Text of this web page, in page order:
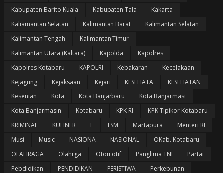
Kabupaten Barito Kuala
Kabupaten Tala
Kakarta
Kaliamantan Selatan
Kalimantan Barat
Kalimantan Selatan
Kalimantan Tengah
Kalimantan Timur
Kalimantan Utara (Kaltara)
Kapolda
Kapolres
Kapolres Kotabaru
KAPOLRI Kebakaran
Kecelakaan
Kejagung
Kejaksaan Kejari KESEHATA
KESEHATAN
Kesenian
Kota Kota Banjarbaru
Kota Banjarmasi
Kota Banjarmasin
Kotabaru KPK RI
KPK Tipikor Kotabaru
KRIMINAL
KULINER L LSM Martapura
Menteri RI
Musi
Music NASIONA NASIONAL
OKab. Kotabaru
OLAHRAGA
Olahrga Otomotif Panglima TNI
Partai
Pebdidikan
PENDIDIKAN PERISTIWA
Perkebunan